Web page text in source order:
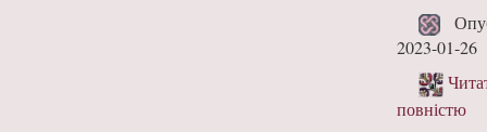
2023-01-26
повністю